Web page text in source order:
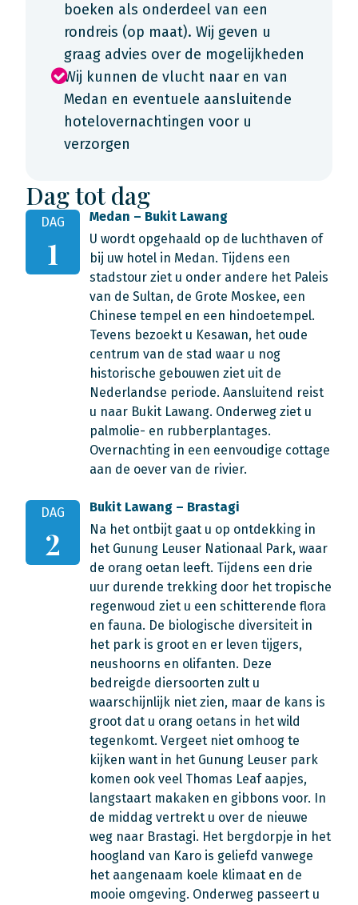
boeken als onderdeel van een
rondreis (op maat). Wij geven u
graag advies over de mogelijkheden
Wij kunnen de vlucht naar en van
Medan en eventuele aansluitende
hotelovernachtingen voor u
verzorgen
Dag tot dag
DAG
1
Medan – Bukit Lawang
U wordt opgehaald op de luchthaven of
bij uw hotel in Medan. Tijdens een
stadstour ziet u onder andere het Paleis
van de Sultan, de Grote Moskee, een
Chinese tempel en een hindoetempel.
Tevens bezoekt u Kesawan, het oude
centrum van de stad waar u nog
historische gebouwen ziet uit de
Nederlandse periode. Aansluitend reist
u naar Bukit Lawang. Onderweg ziet u
palmolie- en rubberplantages.
Overnachting in een eenvoudige cottage
aan de oever van de rivier.
DAG
2
Bukit Lawang – Brastagi
Na het ontbijt gaat u op ontdekking in
het Gunung Leuser Nationaal Park, waar
de orang oetan leeft. Tijdens een drie
uur durende trekking door het tropische
regenwoud ziet u een schitterende flora
en fauna. De biologische diversiteit in
het park is groot en er leven tijgers,
neushoorns en olifanten. Deze
bedreigde diersoorten zult u
waarschijnlijk niet zien, maar de kans is
groot dat u orang oetans in het wild
tegenkomt. Vergeet niet omhoog te
kijken want in het Gunung Leuser park
komen ook veel Thomas Leaf aapjes,
langstaart makaken en gibbons voor. In
de middag vertrekt u over de nieuwe
weg naar Brastagi. Het bergdorpje in het
hoogland van Karo is geliefd vanwege
het aangenaam koele klimaat en de
mooie omgeving. Onderweg passeert u